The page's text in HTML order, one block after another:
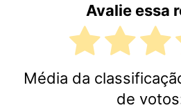
Avalie essa
Média da
de